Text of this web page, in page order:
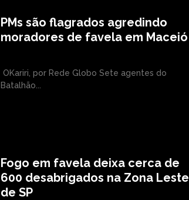
PMs são flagrados agredindo
moradores de favela em Maceió
OKariri, por Rede Globo Sete agentes do
Batalhão...
Fogo em favela deixa cerca de
600 desabrigados na Zona Leste
de SP